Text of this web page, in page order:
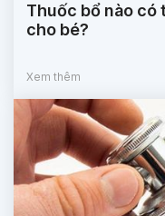
Thuốc bổ nào có
cho bé?
Xem thêm